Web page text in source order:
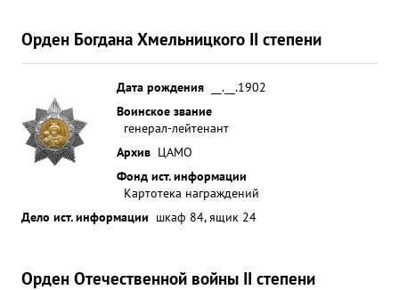
Орден Богдана Хмельницкого II степени
Дата рождения
__.__.1902
Воинское звание
генерал-лейтенант
Архив ЦАМО
Фонд ист. информации
Картотека награждений
Дело ист. информации шкаф 84, ящик 24
Орден Отечественной войны II степени